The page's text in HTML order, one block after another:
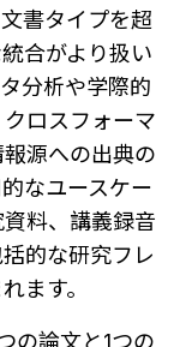
書タイプを超
合がより扱い
分析や学際的
ロスフォーマ
源への出典の
なユースケー
料、講義録音
的な研究フレ
ます。
の論文と1つの